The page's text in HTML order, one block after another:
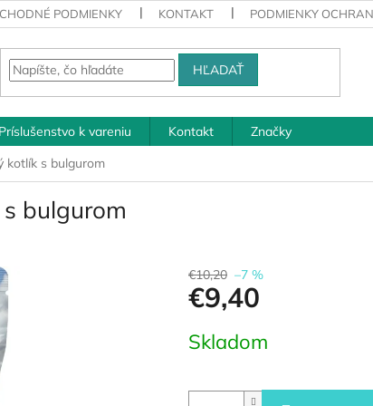
PODMIENKY KONTAKT PODMIENKY
HĽADAŤ
Príslušenstvo k vareniu Kontakt
Značky
kotlík s bulgurom
bulgurom
€10,20 –7 %
€9,40
cena:
Skladom